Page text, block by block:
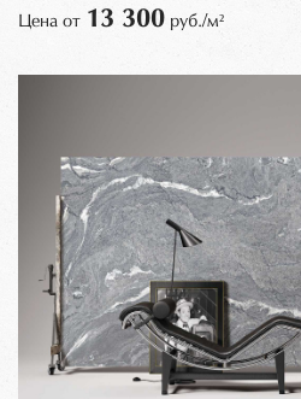
Цена от 13 300 руб./м²